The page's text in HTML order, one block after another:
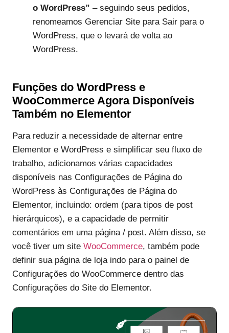
o WordPress” – seguindo seus pedidos,
renomeamos Gerenciar Site para Sair para o
WordPress, que o levará de volta ao
WordPress.
Funções do WordPress e
WooCommerce Agora Disponíveis
Também no Elementor
Para reduzir a necessidade de alternar entre
Elementor e WordPress e simplificar seu fluxo de
trabalho, adicionamos várias capacidades
disponíveis nas Configurações de Página do
WordPress às Configurações de Página do
Elementor, incluindo: ordem (para tipos de post
hierárquicos), e a capacidade de permitir
comentários em uma página / post. Além disso, se
você tiver um site WooCommerce, também pode
definir sua página de loja indo para o painel de
Configurações do WooCommerce dentro das
Configurações do Site do Elementor.